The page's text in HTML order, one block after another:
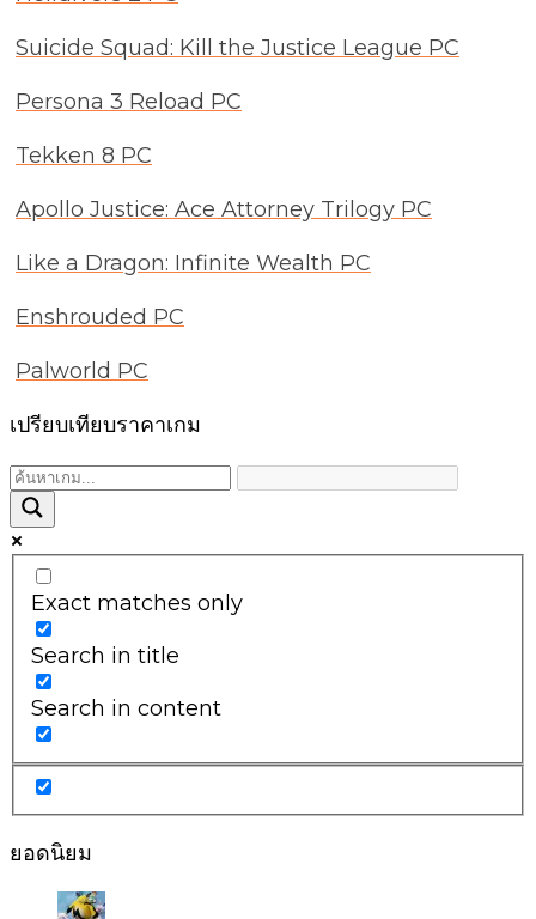
Suicide Squad: Kill the Justice League PC
Persona 3 Reload PC
Tekken 8 PC
Apollo Justice: Ace Attorney Trilogy PC
Like a Dragon: Infinite Wealth PC
Enshrouded PC
Palworld PC
เปรียบเทียบราคาเกม
Exact matches only
Search in title
Search in content
ยอดนิยม